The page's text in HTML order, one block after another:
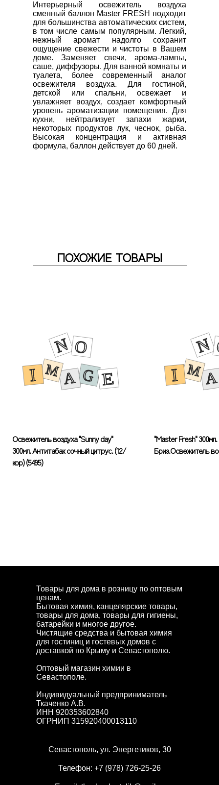
Интерьерный освежитель воздуха
сменный баллон Master FRESH подходит
для большинства автоматических систем,
в том числе самым популярным. Легкий,
нежный аромат надолго сохранит
ощущение свежести и чистоты в Вашем
доме. Заменяет свечи, арома-лампы,
саше, диффузоры. Для ванной комнаты и
туалета, более современный аналог
освежителя воздуха. Для гостиной,
детской или спальни, освежает и
увлажняет воздух, создает комфортный
уровень ароматизации помещения. Для
кухни, нейтрализует запахи жарки,
некоторых продуктов лук, чеснок, рыба.
Высокая концентрация и активная
формула, баллон действует до 60 дней.
ПОХОЖИЕ ТОВАРЫ
Освежитель воздуха "Sunny day"
300мл. Антитабак сочный цитрус. (12/
кор) (5495)
"Master Fresh"
Бриз.Освежитель
Товары для дома в розницу по оптовым
ценам.
Бытовая химия, канцелярские товары,
товары для дома, товары для гигиены,
батарейки и многое другое.
Чистящие средства и бытовая химия
для гостиниц и гостевых домов с
доставкой по Крыму и Севастополю.
Оптовый магазин химии в
Севастополе.
Индивидуальный предприниматель
Ткаченко А.В.
ИНН 920353602840
ОГРНИП 315920400013110
Севастополь, ул. Энергетиков, 30
Телефон: +7 (978) 726-25-26